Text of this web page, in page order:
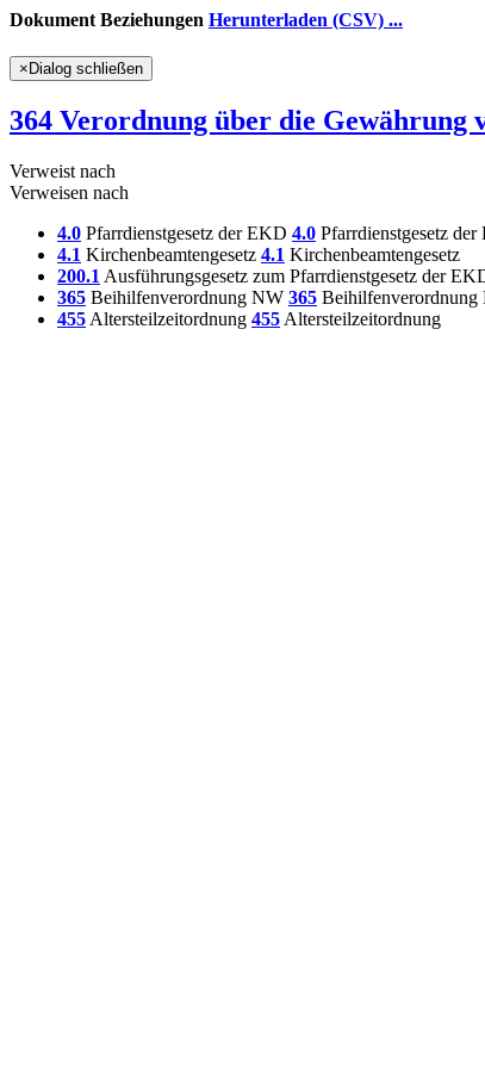
Dokument Beziehungen Herunterladen (CSV) ...
× Dialog schließen
364 Verordnung über die
Verweist nach
Verweisen nach
4.0 Pfarrdienstgesetz der EKD 4.0 Pfarrdienstgesetz
4.1 Kirchenbeamtengesetz 4.1 Kirchenbeamtengesetz
200.1 Ausführungsgesetz zum Pfarrdienstgesetz der
365 Beihilfenverordnung NW 365 Beihilfenverordnung
455 Altersteilzeitordnung 455 Altersteilzeitordnung